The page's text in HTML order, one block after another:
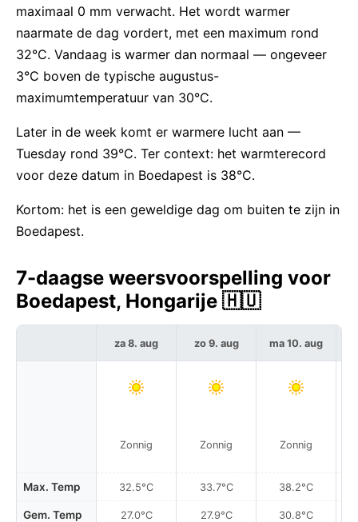
maximaal 0 mm verwacht. Het wordt warmer
naarmate de dag vordert, met een maximum rond
32°C. Vandaag is warmer dan normaal — ongeveer
3°C boven de typische augustus-
maximumtemperatuur van 30°C.
Later in de week komt er warmere lucht aan —
Tuesday rond 39°C. Ter context: het warmterecord
voor deze datum in Boedapest is 38°C.
Kortom: het is een geweldige dag om buiten te zijn in
Boedapest.
7-daagse weersvoorspelling voor
Boedapest, Hongarije 🇭🇺
Max. Temp
Gem. Temp
za 8. aug
Zonnig
32.5°C
27.0°C
zo 9. aug
Zonnig
33.7°C
27.9°C
ma 10. aug
Zonnig
38.2°C
30.8°C